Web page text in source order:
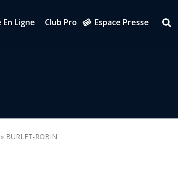
Ligne Club Pro Espace Presse
» BURLET-ROBIN